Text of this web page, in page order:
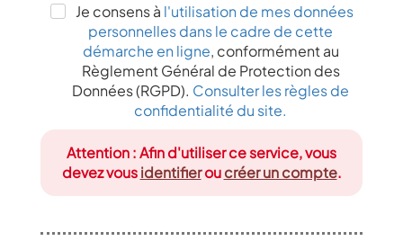
Je consens à l'utilisation de mes données
personnelles dans le cadre de cette
démarche en ligne, conformément au
Règlement Général de Protection des
Données (RGPD). Consulter les règles de
confidentialité du site.
Attention : Afin d'utiliser ce service, vous
devez vousidentifieroucréer un compte.